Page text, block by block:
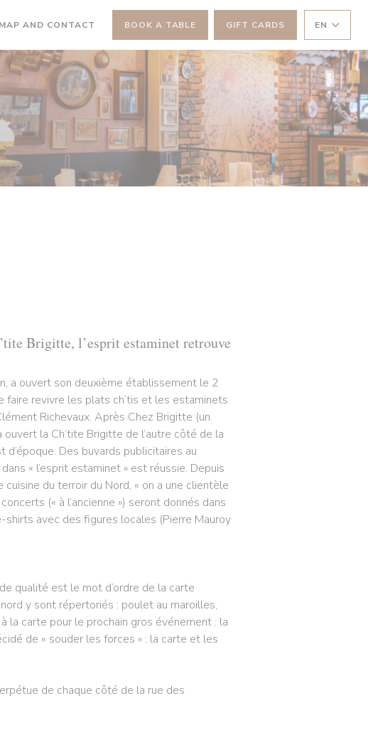
IN A NEW WINDOW))
MAP AND CONTACT BOOK A TABLE GIFT CARDS EN
Brigitte, l’esprit estaminet retrouve
a ouvert son deuxième établissement le 2
revivre les plats ch’tis et les estaminets.
Richevaux. Après Chez Brigitte (un
la Ch’tite Brigitte de l’autre côté de la
Des buvards publicitaires au
« l’esprit estaminet » est réussie. Depuis
du terroir du Nord, « on a une clientèle
(« à l’ancienne ») seront donnés dans
shirts avec des figures locales (Pierre Mauroy
qualité est le mot d’ordre de la carte
y sont répertoriés : poulet au maroilles,
carte pour le prochain gros événement : la
de « souder les forces » : la carte et les
de chaque côté de la rue des